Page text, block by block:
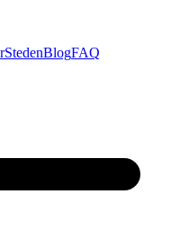
StedenBlogFAQ